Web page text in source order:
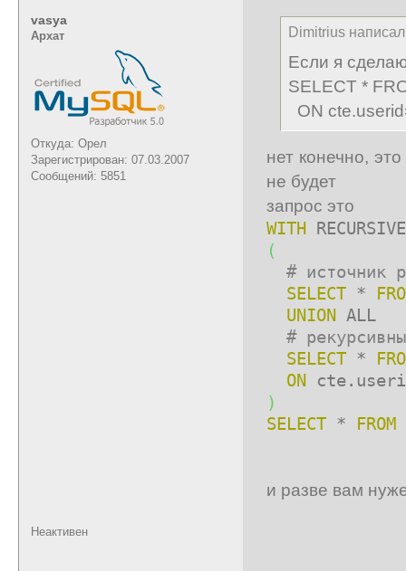
vasya
Архат
Откуда: Орел
Зарегистрирован: 07.03.2007
Сообщений: 5851
Dimitrius
Если я
SELECT *
ON
нет конечно,
не будет
запрос это
WITH
(
# источник
SELECT *
UNION ALL
#
SELECT *
ON
)
SELECT * FROM
и разве вам
Неактивен